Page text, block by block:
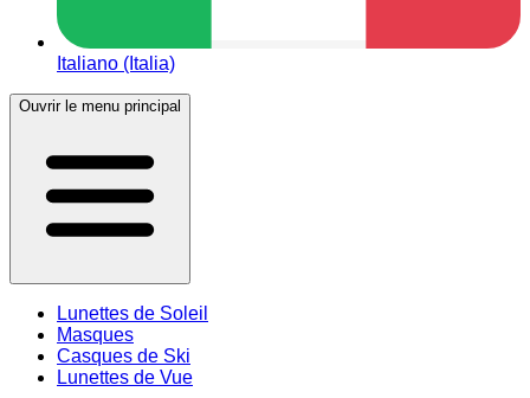
Italiano (Italia)
Ouvrir le menu principal
Lunettes de Soleil
Masques
Casques de Ski
Lunettes de Vue